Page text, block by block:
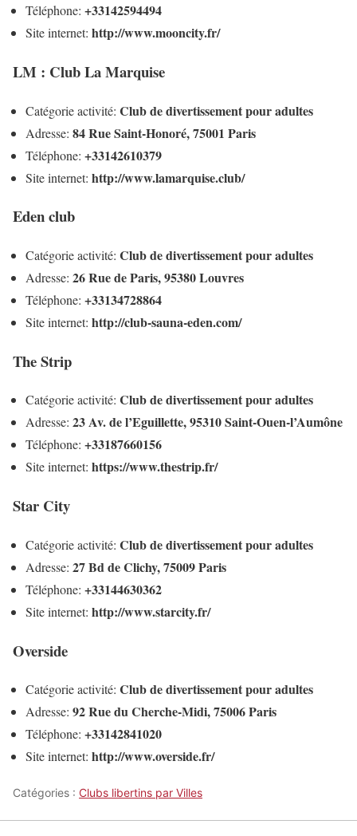
Téléphone: +33142594494
Site internet: http://www.mooncity.fr/
LM : Club La Marquise
Catégorie activité: Club de divertissement pour adultes
Adresse: 84 Rue Saint-Honoré, 75001 Paris
Téléphone: +33142610379
Site internet: http://www.lamarquise.club/
Eden club
Catégorie activité: Club de divertissement pour adultes
Adresse: 26 Rue de Paris, 95380 Louvres
Téléphone: +33134728864
Site internet: http://club-sauna-eden.com/
The Strip
Catégorie activité: Club de divertissement pour adultes
Adresse: 23 Av. de l’Eguillette, 95310 Saint-Ouen-l’Aumône
Téléphone: +33187660156
Site internet: https://www.thestrip.fr/
Star City
Catégorie activité: Club de divertissement pour adultes
Adresse: 27 Bd de Clichy, 75009 Paris
Téléphone: +33144630362
Site internet: http://www.starcity.fr/
Overside
Catégorie activité: Club de divertissement pour adultes
Adresse: 92 Rue du Cherche-Midi, 75006 Paris
Téléphone: +33142841020
Site internet: http://www.overside.fr/
Catégories : Clubs libertins par Villes